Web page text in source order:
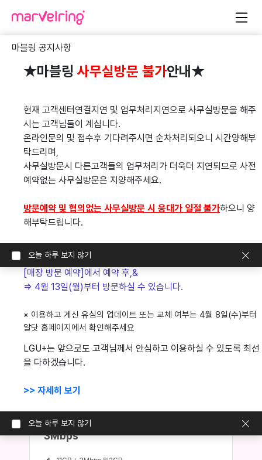
Previous Next
신청내역조회
가입신청내역조회
온라인 고객상담 자주 묻는 질문
모두가 만족하며 사용하는
마블링알뜰폰의
마블링 프라임 11GB + 매일 2GB +
3Mbps
<유심(USIM)업데이트 및 교체 안내>
고객님, 항상 LG U+를 이용해 주셔서 감사합니다.
보다 안전한 통신서비스 이용을 위한 유심 업데이트 및 무료 교체
안내 드립니다.
보안 수준을 한단계 강화하기 위한 조치로, 전 고객을 대상으로 진
행되니 참여 부탁드립니다.
•4월 13일(월)부터 매장 방문 필요없이
=> 알닷 홈페이지 내 [유심 업데이트]에서 간편하게 업데이트 가
능합니다.
•매장 방문을 희망하시는 고객은 4월 8일(수)부터 알닷 홈페이지
[매장 방문 예약]에서 예약 후,&
=> 4월 13일(월)부터 방문하실 수 있습니다.
※ 이용하고 계신 유심의 업데이트 또는 교체 여부는 4월 8일(수)부터
알닷 홈페이지에서 확인해주세요
LGU+는 앞으로도 고객님께서 안심하고 이용하실 수 있도록 최선
을 다하겠습니다.
>> 자세히 보기
오늘 하루 보지 않기
마블링 공지사항
★마블링 사무실방문 불가안내★
현재 고객센터연결지연 및 업무처리지연으로 사무실방문을 해주
시는 고객님들이 계십니다.
온라인문의 및 접수후 기다려주시면 순차처리되오니 시간양해부
탁드리며,
사무실방문시 다른고객들의 업무처리가 더욱더 지연되므로 사전
예약없는 사무실방문은 지양해주세요.
방문예약 및 협의없는 사무실방문 시 응대가 일절 불가하오니 양
해부탁드립니다.
오늘 하루 보지 않기